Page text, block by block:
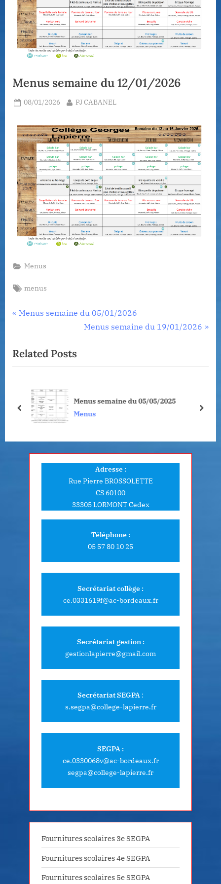
Menus semaine du 12/01/2026
Posted
08/01/2026 By
PJ CABANEL
Menus
Tags:
menus
Navigation
l’article
P
v
i
s
Menus semaine du 05/01/2026
N
t
Menus semaine du 19/01/2026
Related Posts
Menus semaine du 05/05/2025
Menus
prev next
Adresse :
Rue Pierre BROSSOLETTE
CS 60100
33305 LORMONT Cedex
Téléphone :
05 57 80 10 25
Secrétariat collège :
ce.0331619f@ac-bordeaux.fr
Secrétariat gestion :
gestionlapierre@gmail.com
Secrétariat SEGPA :
s.segpa@college-lapierre.fr
SEGPA :
ce.0330068v@ac-bordeaux.fr
segpa@college-lapierre.fr
Fournitures scolaires 3e SEGPA
Fournitures scolaires 4e SEGPA
Fournitures scolaires 5e SEGPA